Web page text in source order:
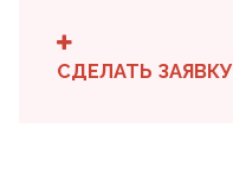
СДЕЛАТЬ ЗАЯВКУ